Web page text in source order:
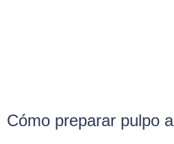
Cómo preparar pulpo